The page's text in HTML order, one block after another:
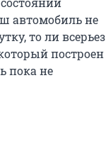
автомобиль не
то ли всерьез
построен
пока не